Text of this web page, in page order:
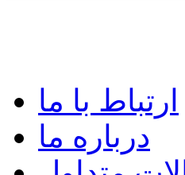
ارتباط با ما
درباره ما